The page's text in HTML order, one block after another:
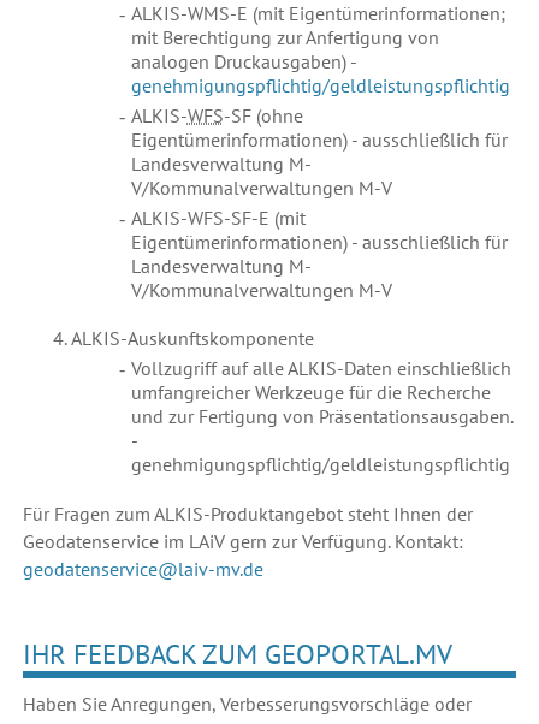
ALKIS-WMS-E (mit Eigentümerinformationen;
mit Berechtigung zur Anfertigung von
analogen Druckausgaben) -
genehmigungspflichtig/geldleistungspflichtig
ALKIS-WFS-SF (ohne
Eigentümerinformationen) - ausschließlich für
Landesverwaltung M-
V/Kommunalverwaltungen M-V
ALKIS-WFS-SF-E (mit
Eigentümerinformationen) - ausschließlich für
Landesverwaltung M-
V/Kommunalverwaltungen M-V
ALKIS-Auskunftskomponente
Vollzugriff auf alle ALKIS-Daten einschließlich
umfangreicher Werkzeuge für die Recherche
und zur Fertigung von Präsentationsausgaben.
-
genehmigungspflichtig/geldleistungspflichtig
Für Fragen zum ALKIS-Produktangebot steht Ihnen der
Geodatenservice im LAiV gern zur Verfügung. Kontakt:
geodatenservice@laiv-mv.de
IHR FEEDBACK ZUM GEOPORTAL.MV
Haben Sie Anregungen, Verbesserungsvorschläge oder